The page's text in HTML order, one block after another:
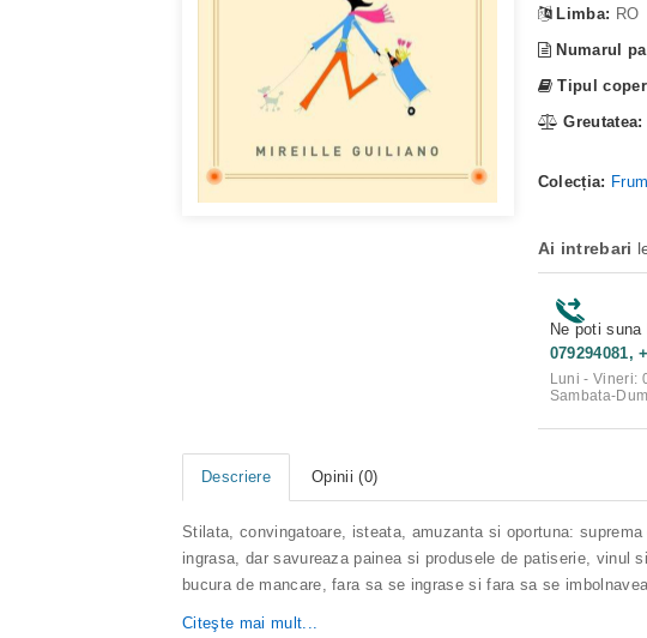
Limba: RO
Numarul
Tipul
Greutatea:
Colecția:
Ai intrebari
Ne poti suna
079294081,
Luni - Vineri:
Sambata-
Descriere Opinii (0)
Stilata, convingatoare, isteata, amuzanta si oportuna:
ingrasa, dar savureaza painea si produsele de patiserie, vinul
bucura de mancare, fara sa se ingrase si fara sa se
Citeşte mai mult...